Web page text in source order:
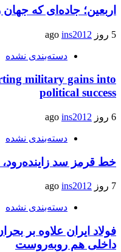
اربعین؛ جاده‌ای که جهان
5 روز ago ins2012
دسته‌بندی نشده
military gains into
political success
6 روز ago ins2012
دسته‌بندی نشده
خط قرمز سد زاینده‌رود، ۲۳۶ میلیون مترمکعب است
7 روز ago ins2012
دسته‌بندی نشده
فولاد ایران علاوه بر
داخلی هم روبه‌روست